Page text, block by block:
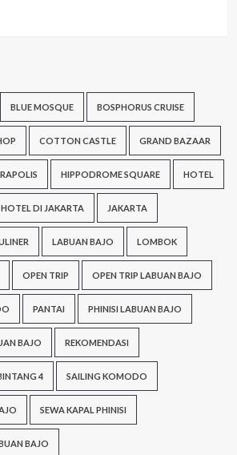
BLUE MOSQUE BOSPHORUS CRUISE
COTTON CASTLE GRAND BAZAAR
HIPPODROME SQUARE HOTEL
HOTEL DI JAKARTA JAKARTA
LABUAN BAJO LOMBOK
OPEN TRIP OPEN TRIP LABUAN BAJO
PANTAI PHINISI LABUAN BAJO
BAJO REKOMENDASI
4 SAILING KOMODO
SEWA KAPAL PHINISI
BAJO